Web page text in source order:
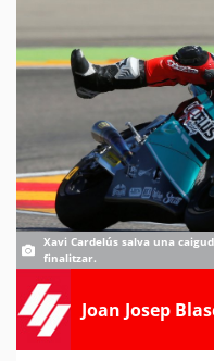
Xavi Cardelús salva una
finalitzar.
Joan Josep